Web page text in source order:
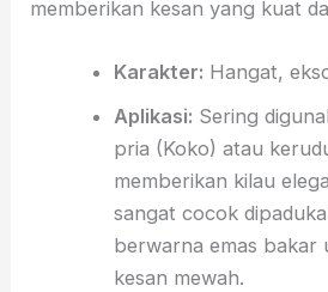
memberikan kesan yang kuat
Karakter: Hangat,
Aplikasi: Sering
pria (Koko) atau
memberikan kilau
sangat cocok
berwarna emas bakar
kesan mewah.